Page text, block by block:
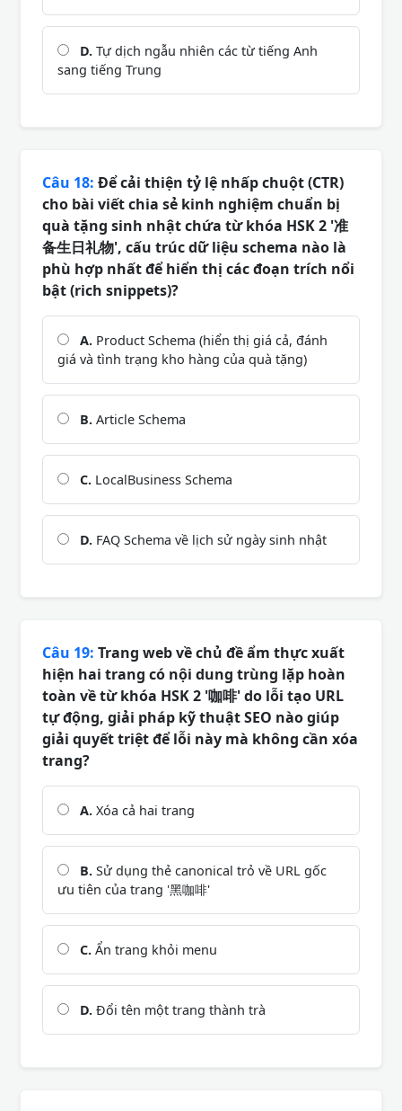
D. Tự dịch ngẫu nhiên các từ tiếng Anh
sang tiếng Trung
Câu 18: Để cải thiện tỷ lệ nhấp chuột (CTR)
cho bài viết chia sẻ kinh nghiệm chuẩn bị
quà tặng sinh nhật chứa từ khóa HSK 2 '准
备生日礼物', cấu trúc dữ liệu schema nào là
phù hợp nhất để hiển thị các đoạn trích nổi
bật (rich snippets)?
A. Product Schema (hiển thị giá cả, đánh
giá và tình trạng kho hàng của quà tặng)
B. Article Schema
C. LocalBusiness Schema
D. FAQ Schema về lịch sử ngày sinh nhật
Câu 19: Trang web về chủ đề ẩm thực xuất
hiện hai trang có nội dung trùng lặp hoàn
toàn về từ khóa HSK 2 '咖啡' do lỗi tạo URL
tự động, giải pháp kỹ thuật SEO nào giúp
giải quyết triệt để lỗi này mà không cần xóa
trang?
A. Xóa cả hai trang
B. Sử dụng thẻ canonical trỏ về URL gốc
ưu tiên của trang '黑咖啡'
C. Ẩn trang khỏi menu
D. Đổi tên một trang thành trà